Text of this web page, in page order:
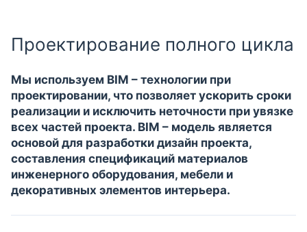
Проектирование полного цикла
Мы используем BIM – технологии при
проектировании, что позволяет ускорить сроки
реализации и исключить неточности при увязке
всех частей проекта. BIM – модель является
основой для разработки дизайн проекта,
составления спецификаций материалов
инженерного оборудования, мебели и
декоративных элементов интерьера.